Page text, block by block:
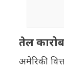
तेल
अमेरिकी